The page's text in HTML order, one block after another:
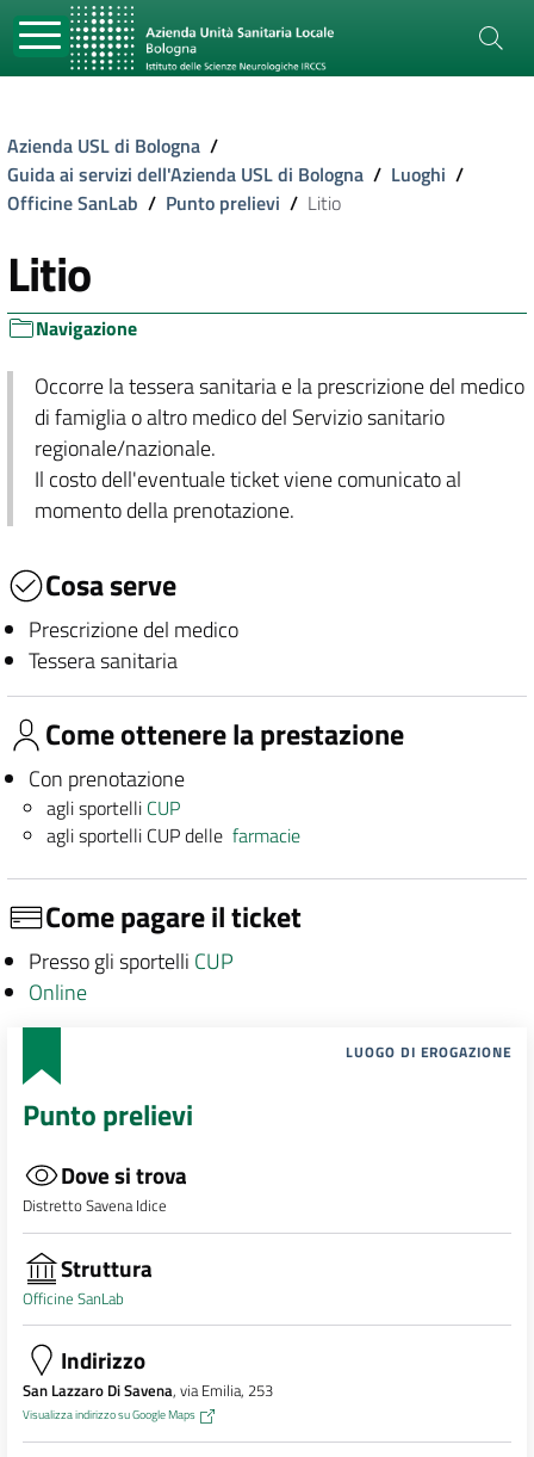
Azienda USL di Bologna /
Guida ai servizi dell'Azienda USL di Bologna / Luoghi /
Officine SanLab / Punto prelievi / Litio
Litio
Navigazione
Occorre la tessera sanitaria e la prescrizione del medico
di famiglia o altro medico del Servizio sanitario
regionale/nazionale.
Il costo dell'eventuale ticket viene comunicato al
momento della prenotazione.
Cosa serve
Prescrizione del medico
Tessera sanitaria
Come ottenere la prestazione
Con prenotazione
agli sportelli CUP
agli sportelli CUP dellefarmacie
Come pagare il ticket
Presso gli sportelli CUP
Online
LUOGO DI EROGAZIONE
Punto prelievi
Dove si trova
Distretto Savena Idice
Struttura
Officine SanLab
Indirizzo
San Lazzaro Di Savena, via Emilia, 253
Visualizza indirizzo su Google Maps